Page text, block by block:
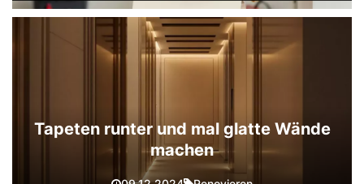
Tapeten runter und mal glatte Wände
machen
Schöner wohnen, selbst gemacht –
Dein Do it yourself Magazin für